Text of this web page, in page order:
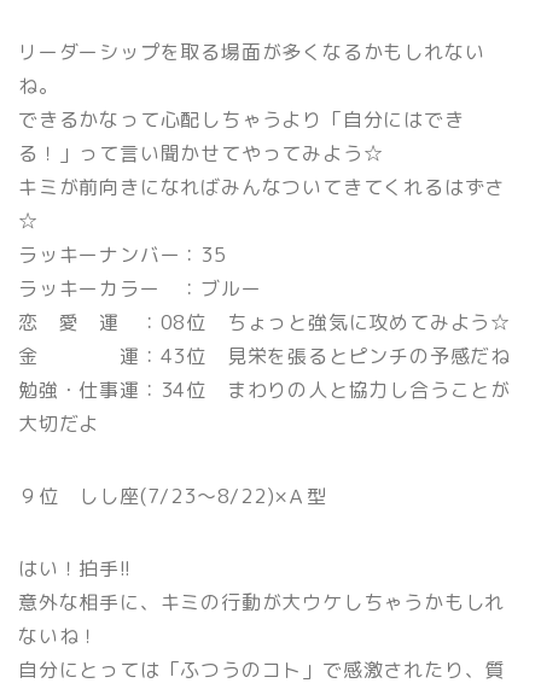
リーダーシップを取る場面が多くなるかもしれない
ね。
できるかなって心配しちゃうより「自分にはでき
る！」って言い聞かせてやってみよう☆
キミが前向きになればみんなついてきてくれるはずさ
☆
ラッキーナンバー：35
ラッキーカラー ：ブルー
恋 愛 運 ：08位 ちょっと強気に攻めてみよう☆
金 運：43位 見栄を張るとピンチの予感だね
勉強・仕事運：34位 まわりの人と協力し合うことが
大切だよ
９位 しし座(7/23〜8/22)×Ａ型
はい！拍手!!
意外な相手に、キミの行動が大ウケしちゃうかもしれ
ないね！
自分にとっては「ふつうのコト」で感激されたり、質